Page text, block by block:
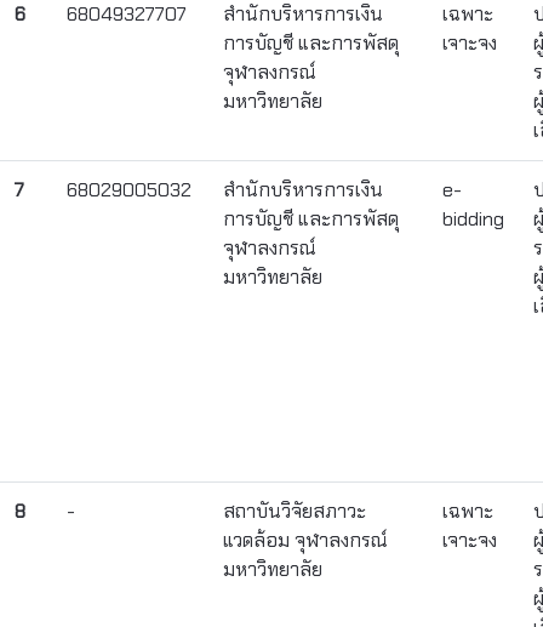
6 68049327707
สำนักบริหารการเงิน
การบัญชี และการพัสดุ
จุฬาลงกรณ์
มหาวิทยาลัย
เฉพาะ
เจาะจง
7 68029005032
สำนักบริหารการเงิน
การบัญชี และการพัสดุ
จุฬาลงกรณ์
มหาวิทยาลัย
e-
bidding
8 -
สถาบันวิจัยสภาวะ
แวดล้อม จุฬาลงกรณ์
มหาวิทยาลัย
เฉพาะ
เจาะจง